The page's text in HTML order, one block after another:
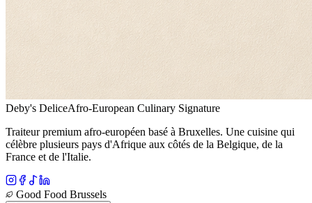
Deby's DeliceAfro-European Culinary Signature
Traiteur premium afro-européen basé à Bruxelles. Une cuisine qui
célèbre plusieurs pays d'Afrique aux côtés de la Belgique, de la
France et de l'Italie.
Good Food Brussels